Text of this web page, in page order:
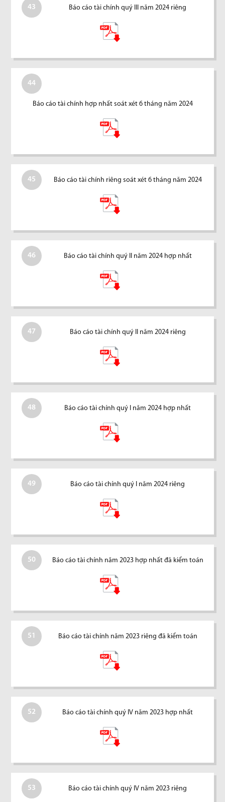
43 Báo cáo tài chính quý III năm 2024 riêng
44
Báo cáo tài chính hợp nhất soát xét 6 tháng năm 2024
45 Báo cáo tài chính riêng soát xét 6 tháng năm 2024
46 Báo cáo tài chính quý II năm 2024 hợp nhất
47 Báo cáo tài chính quý II năm 2024 riêng
48 Báo cáo tài chính quý I năm 2024 hợp nhất
49 Báo cáo tài chính quý I năm 2024 riêng
50 Báo cáo tài chính năm 2023 hợp nhất đã kiểm toán
51 Báo cáo tài chính năm 2023 riêng đã kiểm toán
52 Báo cáo tài chính quý IV năm 2023 hợp nhất
53 Báo cáo tài chính quý IV năm 2023 riêng